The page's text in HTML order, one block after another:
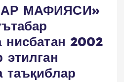
МАФИЯСИ»
нисбатан 2002
таъқиблар